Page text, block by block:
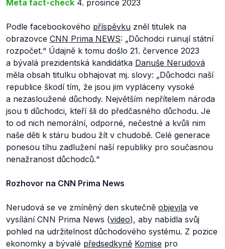
Meta fact-check 4. prosince 2023
Podle facebookového příspěvku zněl titulek na
obrazovce CNN Prima NEWS: „Důchodci ruinují státní
rozpočet.“ Údajně k tomu došlo 21. července 2023
a bývalá prezidentská kandidátka Danuše Nerudová
měla obsah titulku obhajovat mj. slovy: „Důchodci naší
republice škodí tím, že jsou jim vypláceny vysoké
a nezasloužené důchody. Největším nepřítelem národa
jsou ti důchodci, kteří šli do předčasného důchodu. Je
to od nich nemorální, odporné, nečestné a kvůli nim
naše děti k stáru budou žít v chudobě. Celé generace
ponesou tíhu zadlužení naší republiky pro současnou
nenažranost důchodců.“
Rozhovor na CNN Prima News
Nerudová se ve zmíněný den skutečně objevila ve
vysílání CNN Prima News (video), aby nabídla svůj
pohled na udržitelnost důchodového systému. Z pozice
ekonomky a bývalé předsedkyně Komise pro